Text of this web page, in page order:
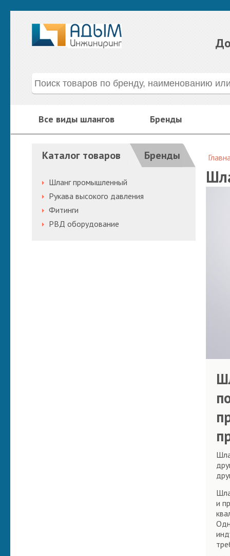
Все виды шлангов Бренды
Каталог товаров Бренды
Шланг промышленный
Рукава высокого давления
Фитинги
РВД оборудование
и